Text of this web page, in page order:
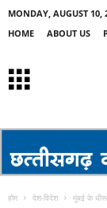
MONDAY, AUGUST 10,
HOME
ABOUT US
होम देश-विदेश मुंबई के